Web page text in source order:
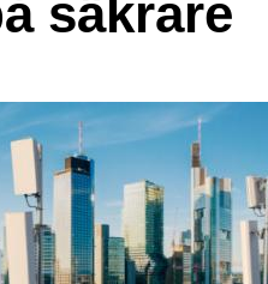
säkrare